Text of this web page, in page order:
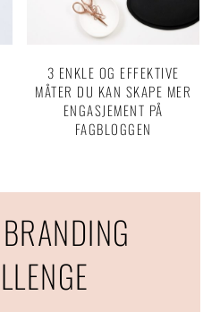
3 ENKLE OG EFFEKTIVE
MÅTER DU KAN SKAPE MER
ENGASJEMENT PÅ
FAGBLOGGEN